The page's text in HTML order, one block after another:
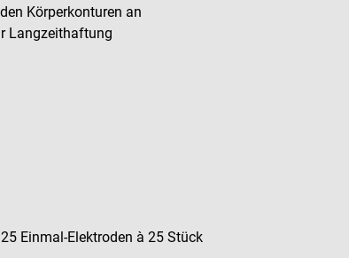
Körperkonturen an
Langzeithaftung
Einmal-Elektroden à 25 Stück